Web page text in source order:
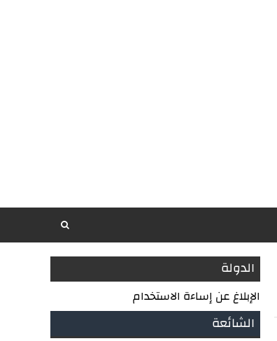
الدولة
الإبلاغ عن إساءة الاستخدام
الشائعة